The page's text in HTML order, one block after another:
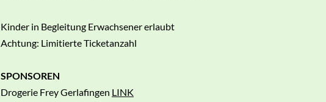
Kinder in Begleitung Erwachsener erlaubt
Achtung: Limitierte Ticketanzahl
SPONSOREN
Drogerie Frey Gerlafingen LINK